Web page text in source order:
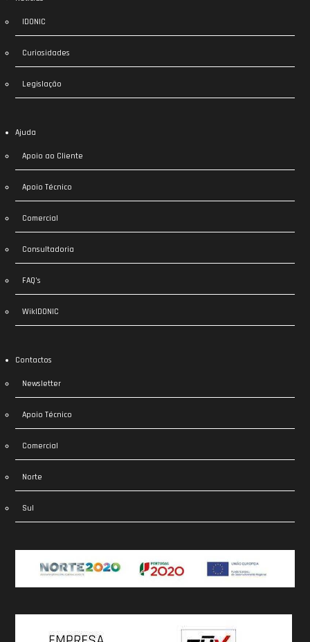
IDONIC
Curiosidades
Legislação
Ajuda
Apoio ao Cliente
Apoio Técnico
Comercial
Consultadoria
FAQ’s
WikIDONIC
Contactos
Newsletter
Apoio Técnico
Comercial
Norte
Sul